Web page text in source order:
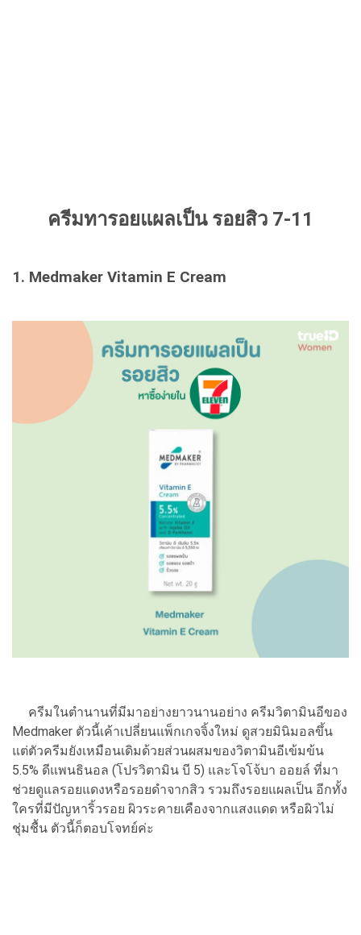
ครีมทารอยแผลเป็น รอยสิว 7-11
1. Medmaker Vitamin E Cream
ครีมในตำนานที่มีมาอย่างยาวนานอย่าง ครีมวิตามินอีของ
Medmaker ตัวนี้เค้าเปลี่ยนแพ็กเกจจิ้งใหม่ ดูสวยมินิมอลขึ้น
แต่ตัวครีมยังเหมือนเดิมด้วยส่วนผสมของวิตามินอีเข้มข้น
5.5% ดีแพนธินอล (โปรวิตามิน บี 5) และโจโจ้บา ออยล์ ที่มา
ช่วยดูแลรอยแดงหรือรอยดำจากสิว รวมถึงรอยแผลเป็น อีกทั้ง
ใครที่มีปัญหาริ้วรอย ผิวระคายเคืองจากแสงแดด หรือผิวไม่
ชุ่มชื้น ตัวนี้ก็ตอบโจทย์ค่ะ